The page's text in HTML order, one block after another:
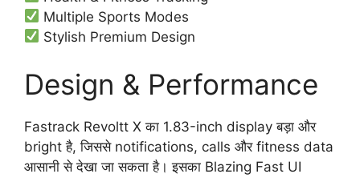
Multiple Sports Modes
Stylish Premium Design
Design & Performance
Fastrack Revoltt X का 1.83-inch display बड़ा और
bright है, जिससे notifications, calls और fitness data
आसानी से देखा जा सकता है। इसका Blazing Fast UI